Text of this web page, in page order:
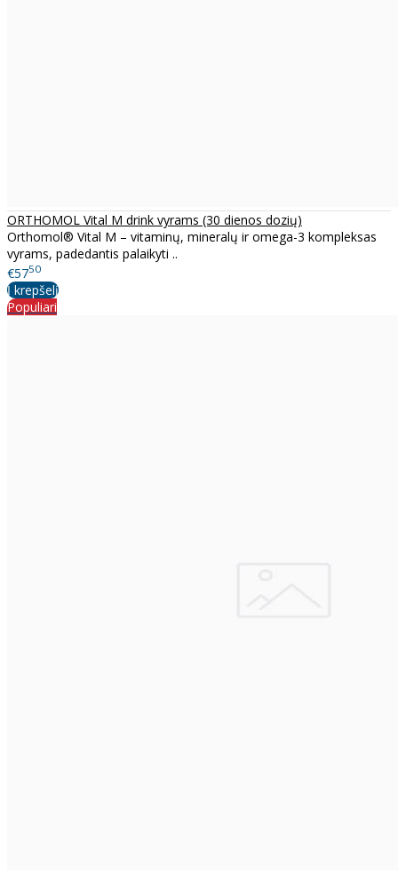
ORTHOMOL Vital M drink vyrams (30 dienos dozių)
Orthomol® Vital M – vitaminų, mineralų ir omega-3 kompleksas
vyrams, padedantis palaikyti ..
€5750
Į krepšelį
Populiari